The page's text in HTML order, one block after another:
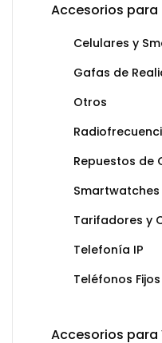
Accesorios para
Celulares y
Gafas de
Otros
Repuestos de
Tarifadores y
Telefonía IP
Teléfonos
Accesorios para